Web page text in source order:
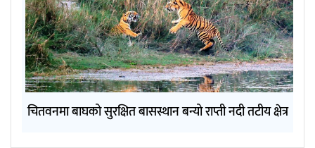
चितवनमा बाघको सुरक्षित बासस्थान बन्यो राप्ती नदी तटीय क्षेत्र